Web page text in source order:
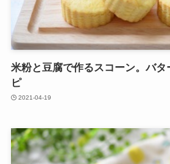
米粉と豆腐で作るスコーン。バ
ピ
2021-04-19